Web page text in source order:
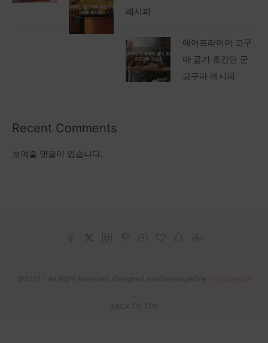
레시피
에어프라이어 고구
마 굽기 초간단 군
고구마 레시피
Recent Comments
보여줄 댓글이 없습니다.
@2021 - All Right Reserved. Designed and Developed by
BACK TO TOP